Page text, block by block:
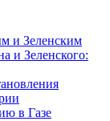
и Зеленским
и Зеленского:
в Газе